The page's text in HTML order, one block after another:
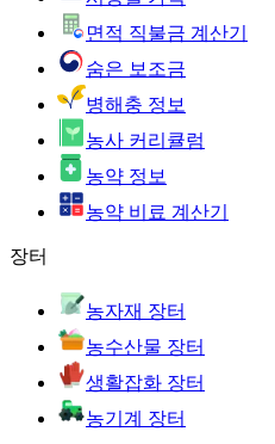
면적 직불금 계산기
숨은 보조금
병해충 정보
농사 커리큘럼
농약 정보
농약 비료 계산기
장터
농자재 장터
농수산물 장터
생활잡화 장터
농기계 장터